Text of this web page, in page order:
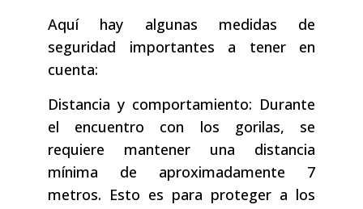
Aquí hay algunas medidas de
seguridad importantes a tener en
cuenta:
Distancia y comportamiento: Durante
el encuentro con los gorilas, se
requiere mantener una distancia
mínima de aproximadamente 7
metros. Esto es para proteger a los